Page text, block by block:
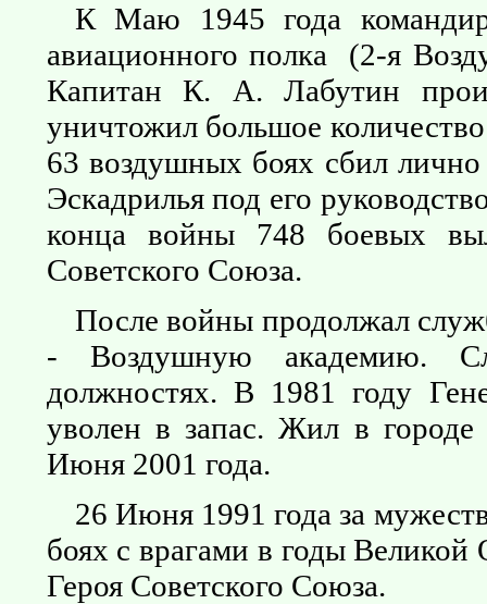
К Маю 1945 года командир
авиационного полка (2-я
Капитан К. А. Лабутин
уничтожил большое
63 воздушных боях сбил
Эскадрилья под его
конца войны 748 боевых
Советского Союза.
После войны продолжал
- Воздушную академию.
должностях. В 1981 году
уволен в запас. Жил в
Июня 2001 года.
26 Июня 1991 года за
боях с врагами в годы Великой
Героя Советского Союза.